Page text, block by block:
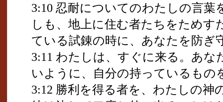
3:10 忍耐についてのわたしの言
しも、地上に住む者たちをためす
ている試錬の時に、あなたを防ぎ
3:11 わたしは、すぐに来る。あ
いように、自分の持っているもの
3:12 勝利を得る者を、わたしの神